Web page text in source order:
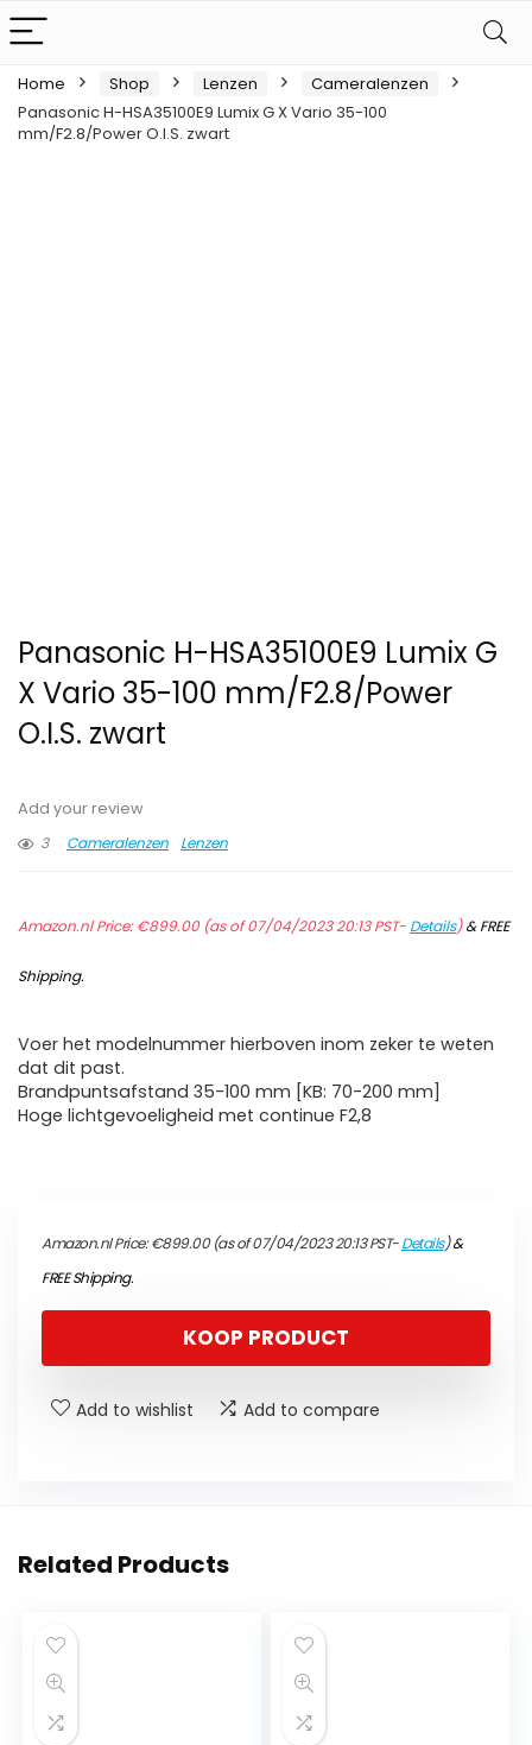
Home Shop Lenzen
Cameralenzen
Panasonic H-HSA35100E9 Lumix G X Vario 35-100
mm/F2.8/Power O.I.S. zwart
Panasonic H-HSA35100E9 Lumix G
X Vario 35-100 mm/F2.8/Power
O.I.S. zwart
Add your review
3
Cameralenzen Lenzen
Amazon.nl Price:€899.00(as of 07/04/2023 20:13 PST- Details)&FREE
Shipping.
Voer het modelnummer hierboven inom zeker te weten
dat dit past.
Brandpuntsafstand 35-100 mm [KB: 70-200 mm]
Hoge lichtgevoeligheid met continue F2,8
Amazon.nl Price:€899.00(as of 07/04/2023 20:13 PST-Details)&
FREE Shipping.
KOOP PRODUCT
Add to wishlist Add to compare
Related Products